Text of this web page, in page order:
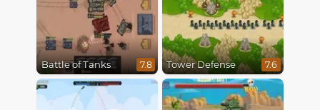
Battle of Tanks 7.8 Tower Defense 7.6